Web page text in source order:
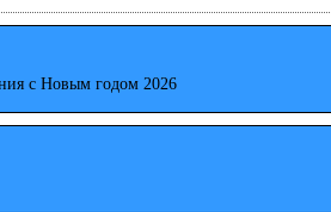
с Новым годом 2026